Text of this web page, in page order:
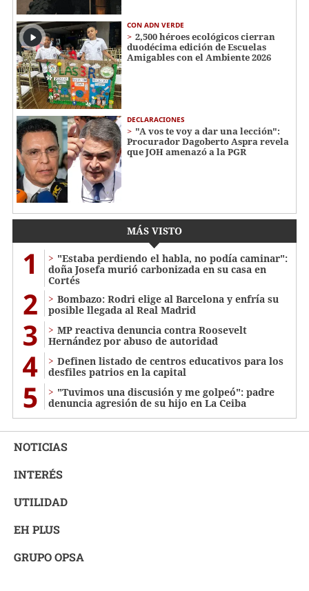
CON ADN VERDE
2,500 héroes ecológicos cierran
duodécima edición de Escuelas
Amigables con el Ambiente 2026
DECLARACIONES
"A vos te voy a dar una lección":
Procurador Dagoberto Aspra revela
que JOH amenazó a la PGR
MÁS VISTO
1
"Estaba perdiendo el habla, no podía caminar":
doña Josefa murió carbonizada en su casa en
Cortés
2
Bombazo: Rodri elige al Barcelona y enfría su
posible llegada al Real Madrid
3
MP reactiva denuncia contra Roosevelt
Hernández por abuso de autoridad
4
Definen listado de centros educativos para los
desfiles patrios en la capital
5
"Tuvimos una discusión y me golpeó": padre
denuncia agresión de su hijo en La Ceiba
NOTICIAS
INTERÉS
UTILIDAD
EH PLUS
GRUPO OPSA